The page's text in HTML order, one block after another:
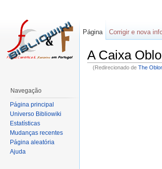
A Caixa
(Redirecionado de The
Página Corrigir e nova
Navegação
Página principal
Universo Bibliowiki
Estatísticas
Mudanças recentes
Página aleatória
Ajuda